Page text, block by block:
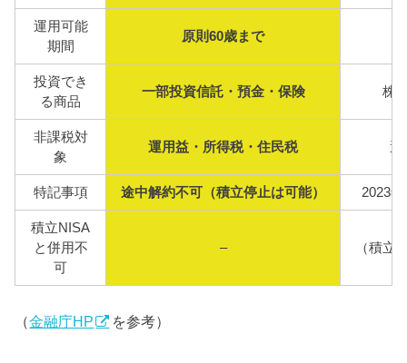
運用可能
期間
原則60歳まで
投資でき
る商品
一部投資信託・預金・保険 株
非課税対
象
運用益・所得税・住民税 運
特記事項 途中解約不可（積立停止は可能） 2023
積立NISA
と併用不
可
– （積立
（金融庁HP を参考）